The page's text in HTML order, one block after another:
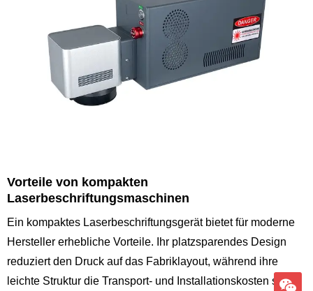
Vorteile von kompakten
Laserbeschriftungsmaschinen
Ein kompaktes Laserbeschriftungsgerät bietet für moderne
Hersteller erhebliche Vorteile. Ihr platzsparendes Design
reduziert den Druck auf das Fabriklayout, während ihre
leichte Struktur die Transport- und Installationskosten senkt.